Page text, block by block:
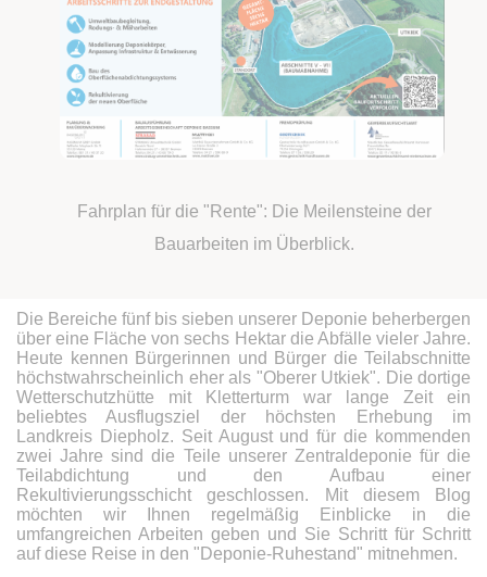
Fahrplan für die "Rente": Die Meilensteine der
Bauarbeiten im Überblick.
Die Bereiche fünf bis sieben unserer Deponie beherbergen
über eine Fläche von sechs Hektar die Abfälle vieler Jahre.
Heute kennen Bürgerinnen und Bürger die Teilabschnitte
höchstwahrscheinlich eher als "Oberer Utkiek". Die dortige
Wetterschutzhütte mit Kletterturm war lange Zeit ein
beliebtes Ausflugsziel der höchsten Erhebung im
Landkreis Diepholz. Seit August und für die kommenden
zwei Jahre sind die Teile unserer Zentraldeponie für die
Teilabdichtung und den Aufbau einer
Rekultivierungsschicht geschlossen. Mit diesem Blog
möchten wir Ihnen regelmäßig Einblicke in die
umfangreichen Arbeiten geben und Sie Schritt für Schritt
auf diese Reise in den "Deponie-Ruhestand" mitnehmen.